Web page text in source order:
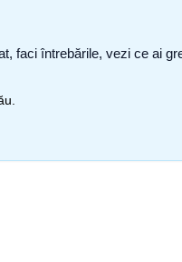
faci întrebările, vezi ce ai